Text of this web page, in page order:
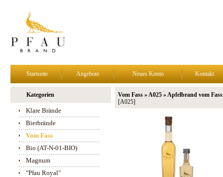
Startseite Angebote Neues Konto Kontakt
Kategorien
Klare Brände
Bierbrände
Vom Fass
Bio (AT-N-01-BIO)
Magnum
"Pfau Royal"
Vom Fass » A025 » Apfelbrand vom Fass
[A025]